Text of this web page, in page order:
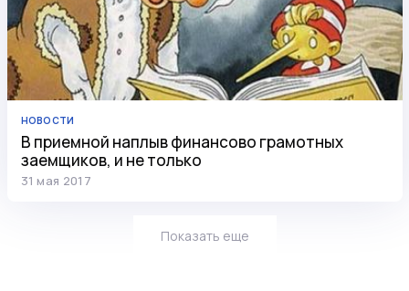
НОВОСТИ
В приемной наплыв финансово грамотных
заемщиков, и не только
31 мая 2017
Показать еще